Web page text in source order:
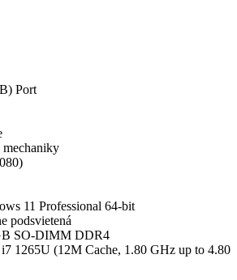
Port
mechaniky
11 Professional 64-bit
podsvietená
SO-DIMM DDR4
1265U (12M Cache, 1.80 GHz up to 4.80